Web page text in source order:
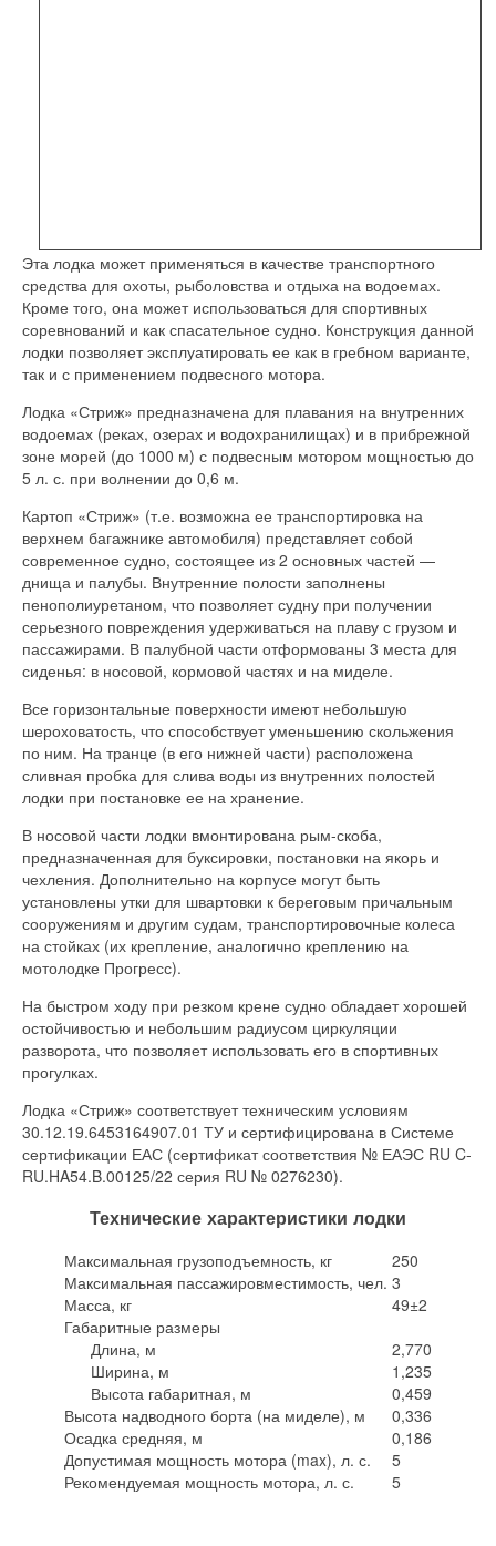
Эта лодка может применяться в качестве транспортного
средства для охоты, рыболовства и отдыха на водоемах.
Кроме того, она может использоваться для спортивных
соревнований и как спасательное судно. Конструкция данной
лодки позволяет эксплуатировать ее как в гребном варианте,
так и с применением подвесного мотора.
Лодка «Стриж» предназначена для плавания на внутренних
водоемах (реках, озерах и водохранилищах) и в прибрежной
зоне морей (до 1000 м) с подвесным мотором мощностью до
5 л. с. при волнении до 0,6 м.
Картоп «Стриж» (т.е. возможна ее транспортировка на
верхнем багажнике автомобиля) представляет собой
современное судно, состоящее из 2 основных частей —
днища и палубы. Внутренние полости заполнены
пенополиуретаном, что позволяет судну при получении
серьезного повреждения удерживаться на плаву с грузом и
пассажирами. В палубной части отформованы 3 места для
сиденья: в носовой, кормовой частях и на миделе.
Все горизонтальные поверхности имеют небольшую
шероховатость, что способствует уменьшению скольжения
по ним. На транце (в его нижней части) расположена
сливная пробка для слива воды из внутренних полостей
лодки при постановке ее на хранение.
В носовой части лодки вмонтирована рым-скоба,
предназначенная для буксировки, постановки на якорь и
чехления. Дополнительно на корпусе могут быть
установлены утки для швартовки к береговым причальным
сооружениям и другим судам, транспортировочные колеса
на стойках (их крепление, аналогично креплению на
мотолодке Прогресс).
На быстром ходу при резком крене судно обладает хорошей
остойчивостью и небольшим радиусом циркуляции
разворота, что позволяет использовать его в спортивных
прогулках.
Лодка «Стриж» соответствует техническим условиям
30.12.19.6453164907.01 ТУ и сертифицирована в Системе
сертификации ЕАС (сертификат соответствия № ЕАЭС RU C-
RU.HA54.B.00125/22 серия RU № 0276230).
Технические характеристики лодки
Максимальная грузоподъемность, кг
250
Максимальная пассажировместимость, чел. 3
Масса, кг
49±2
Габаритные размеры
Длина, м
2,770
Ширина, м
1,235
Высота габаритная, м
0,459
Высота надводного борта (на миделе), м
0,336
Осадка средняя, м
0,186
Допустимая мощность мотора (max), л. с.
5
Рекомендуемая мощность мотора, л. с.
5